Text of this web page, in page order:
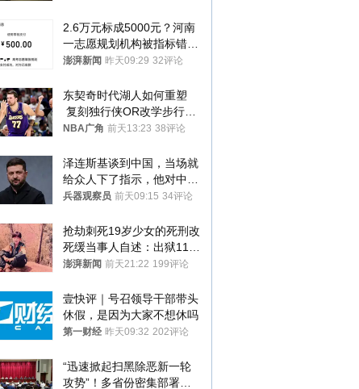
2.6万元标成5000元？河南
一志愿规划机构被指标错学
费致考生复读
澎湃新闻 昨天09:29 32评论
东契奇时代湖人如何重塑
复刻独行侠OR改学步行
者？
NBA广角 前天13:23 38评论
泽连斯基谈到中国，当场就
给众人下了指示，他对中国
和中乌关系，显然又有了新
兵器观察员 前天09:15 34评论
抢劫刺死19岁少女的死刑改
死缓当事人自述：出狱11年
间始终刻意躲避被害人家属
澎湃新闻 前天21:22 199评论
壹快评｜号召领导干部带头
休假，是因为大家不想休吗
第一财经 昨天09:32 202评论
“迅速掀起扫黑除恶新一轮
攻势”！多省份密集部署，